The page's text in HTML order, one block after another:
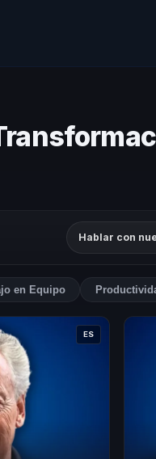
Hablar con
en Equipo
ES